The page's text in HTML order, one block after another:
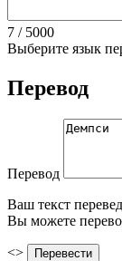
7 / 5000
Выберите язык
Перевод
Перевод
Ваш текст
Вы можете
<>